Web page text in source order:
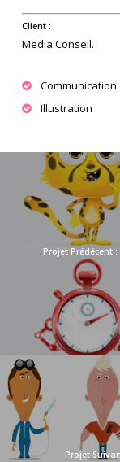
Client :
Media Conseil.
Communication
Illustration